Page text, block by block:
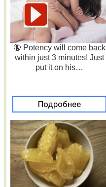
🔞 Potency will come back
within just 3 minutes! Just
put it on his…
Подробнее